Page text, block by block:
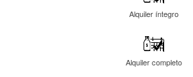
Alquiler íntegro
Alquiler completo